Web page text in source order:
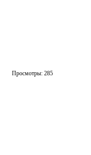
Просмотры: 285